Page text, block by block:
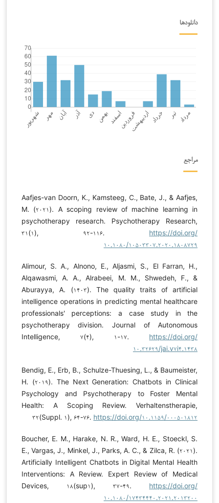
دانلودها
مراجع
Aafjes-van Doorn, K., Kamsteeg, C., Bate, J., & Aafjes,
M. (۲۰۲۱). A scoping review of machine learning in
psychotherapy research. Psychotherapy Research,
۳۱(۱), ۹۲-۱۱۶. https://doi.org/
۱۰.۱۰۸۰/۱۰۵۰۳۳۰۷.۲۰۲۰.۱۸۰۸۷۲۹
Alimour, S. A., Alnono, E., Aljasmi, S., El Farran, H.,
Alqawasmi, A. A., Alrabeei, M. M., Shwedeh, F., &
Aburayya, A. (۱۴۰۳). The quality traits of artificial
intelligence operations in predicting mental healthcare
professionals' perceptions: a case study in the
psychotherapy division. Journal of Autonomous
Intelligence, ۷(۴), ۱-۱۷. https://doi.org/
۱۰.۳۲۶۲۹/jai.v۷i۴.۱۴۳۸
Bendig, E., Erb, B., Schulze-Thuesing, L., & Baumeister,
H. (۲۰۱۹). The Next Generation: Chatbots in Clinical
Psychology and Psychotherapy to Foster Mental
Health: A Scoping Review. Verhaltenstherapie,
۳۲(Suppl. ۱), ۶۴-۷۶. https://doi.org/۱۰.۱۱۵۹/۰۰۰۵۰۱۸۱۲
Boucher, E. M., Harake, N. R., Ward, H. E., Stoeckl, S.
E., Vargas, J., Minkel, J., Parks, A. C., & Zilca, R. (۲۰۲۱).
Artificially Intelligent Chatbots in Digital Mental Health
Interventions: A Review. Expert Review of Medical
Devices, ۱۸(sup۱), ۳۷-۴۹. https://doi.org/
۱۰.۱۰۸۰/۱۷۴۳۴۴۴۰.۲۰۲۱.۲۰۱۳۲۰۰